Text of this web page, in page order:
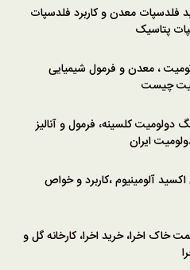
فلدسپات معدن و کاربرد فلدسپات
پتاسیک
، معدن و فرمول شیمیایی
چیست
کلسینه، فرمول و آنالیز
ایران
آلومینیوم ،کاربرد و خواص
خاک اخرا، خرید اخرا، کارخانه گل و